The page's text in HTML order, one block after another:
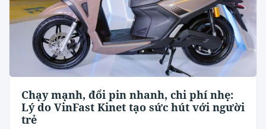
Chạy mạnh, đổi pin nhanh, chi phí nhẹ:
Lý do VinFast Kinet tạo sức hút với người
trẻ